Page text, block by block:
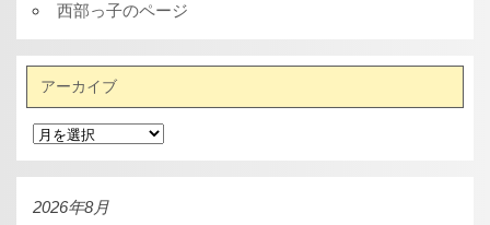
西部っ子のページ
アーカイブ
ア
ー
カ
イ
2026年8月